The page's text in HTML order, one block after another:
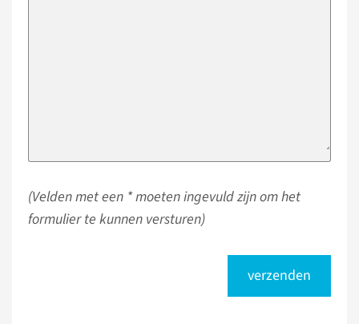
(Velden met een * moeten ingevuld zijn om het
formulier te kunnen versturen)
verzenden